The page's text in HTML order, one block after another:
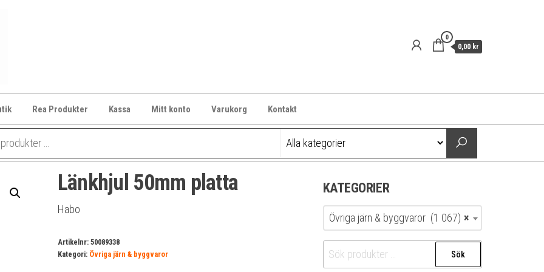
0
0,00 kr
Rea Produkter Kassa Mitt konto Varukorg Kontakt
Länkhjul 50mm platta
Habo
Artikelnr: 50089338
Kategori: Övriga järn & byggvaror
KATEGORIER
×
Övriga järn & byggvaror (1 067)
Sök
efter:
Sök